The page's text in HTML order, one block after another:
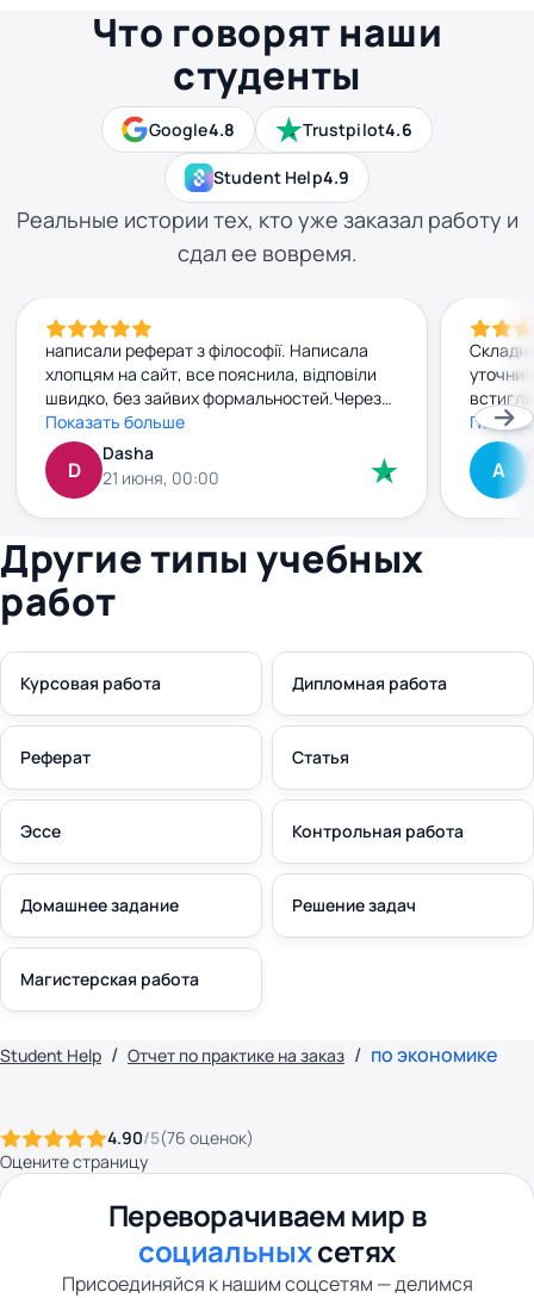
Google4.8 Trustpilot4.6
Student Help4.9
Что говорят наши
студенты
Реальные истории тех, кто уже заказал работу и
сдал ее вовремя.
написали реферат з філософії. Написала
хлопцям на сайт, все пояснила, відповіли
швидко, без зайвих формальностей.Через
добу вже мала готову роботу. Текст
нормальний, без води, прочитала — усе
зрозуміло. Заплатила заздалегідь, і жодних
сюрпризів чи “доплат” потім не було. Все
чітко й по-людськи. Рекомендую
Показать больше
D
Dasha
21 июня, 00:00
внести
без
плюс.
А
Другие типы учебных
работ
Курсовая работа Дипломная работа
Реферат Статья
Эссе Контрольная работа
Домашнее задание Решение задач
Магистерская работа
Student Help Отчет по практике на заказ по экономике
4.90/5(76 оценок)
Оцените страницу
Переворачиваем мир в
социальныхсетях
Присоединяйся к нашим соцсетям — делимся